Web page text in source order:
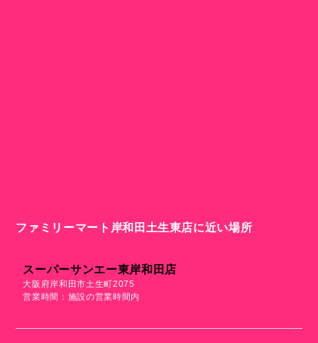
ファミリーマート岸和田土生東店に近い場所
スーパーサンエー東岸和田店
大阪府岸和田市土生町2075
営業時間：施設の営業時間内